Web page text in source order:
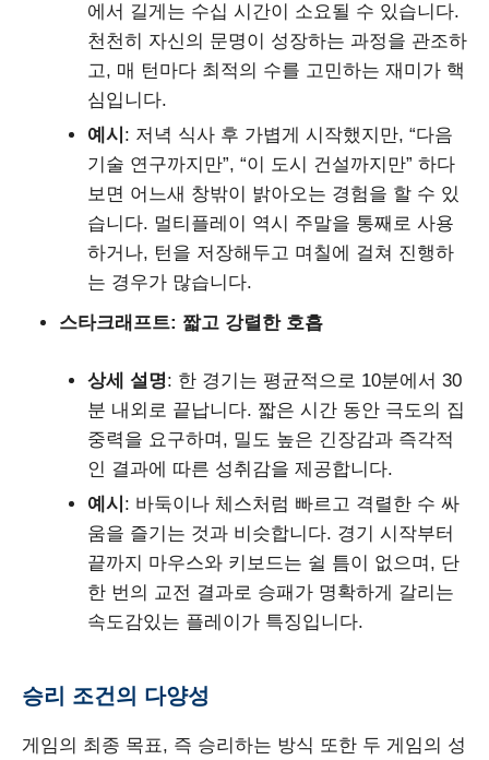
에서 길게는 수십 시간이 소요될 수 있습니다.
천천히 자신의 문명이 성장하는 과정을 관조하
고, 매 턴마다 최적의 수를 고민하는 재미가 핵
심입니다.
예시 : 저녁 식사 후 가볍게 시작했지만, “다음
기술 연구까지만”, “이 도시 건설까지만” 하다
보면 어느새 창밖이 밝아오는 경험을 할 수 있
습니다. 멀티플레이 역시 주말을 통째로 사용
하거나, 턴을 저장해두고 며칠에 걸쳐 진행하
는 경우가 많습니다.
스타크래프트: 짧고 강렬한 호흡
상세 설명: 한 경기는 평균적으로 10분에서 30
분 내외로 끝납니다. 짧은 시간 동안 극도의 집
중력을 요구하며, 밀도 높은 긴장감과 즉각적
인 결과에 따른 성취감을 제공합니다.
예시 : 바둑이나 체스처럼 빠르고 격렬한 수 싸
움을 즐기는 것과 비슷합니다. 경기 시작부터
끝까지 마우스와 키보드는 쉴 틈이 없으며, 단
한 번의 교전 결과로 승패가 명확하게 갈리는
속도감있는 플레이가 특징입니다.
승리 조건의 다양성
게임의 최종 목표, 즉 승리하는 방식 또한 두 게임의 성